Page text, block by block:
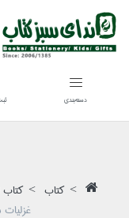
دسته‌بندي
كتاب
غزليات